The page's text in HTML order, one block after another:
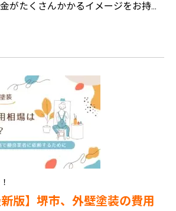
がたくさんかかるイメージをお持...
版】堺市、外壁塗装の費用